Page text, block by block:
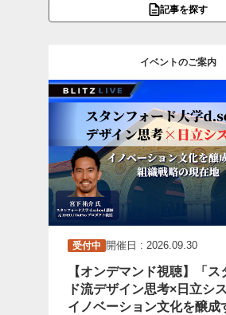
記事を探す
イベントのご案内
受付中 開催日 : 2026.09.30
【オンデマンド視聴】「ス
ド流デザイン思考×日立シ
イノベーション文化を醸成